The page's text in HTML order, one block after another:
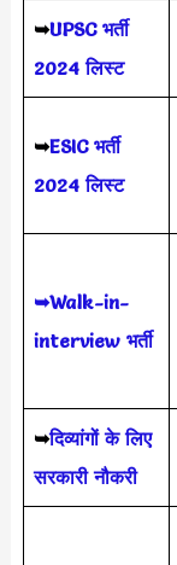
➥UPSC भर्ती
2024 लिस्ट
➥ESIC भर्ती
2024 लिस्ट
➥Walk-in-
interview भर्ती
➥दिव्यांगों के लिए
सरकारी नौकरी